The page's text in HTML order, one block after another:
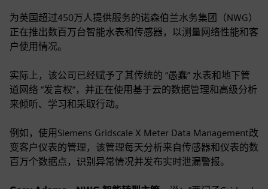
为英国超过450万人提供服务的诺森伯兰水务集团（NWG）
正在推出数百万台智能水表和传感器，以测量网络性能和客
户使用情况。
实际上，该公司已经赋予了其传统的 “愚蠢” 水表和地下管
道网络 “发言权”，并正在使用基于云的数据管理和高级分析
来倾听、学习和采取行动。
例如，使用Siemens Gridscale X Meter Data Management改
变客户仪表的管理，该管理每天分析来自传感器和仪表的数
百万个数据点，识别异常情况并发布实时泄漏警报。